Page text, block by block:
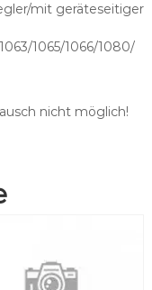
mit geräteseitiger
1065/1066/1080/
nicht möglich!